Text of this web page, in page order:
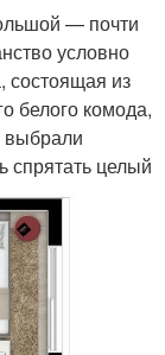
— почти
условно
состоящая из
белого комода,
выбрали
спрятать целый